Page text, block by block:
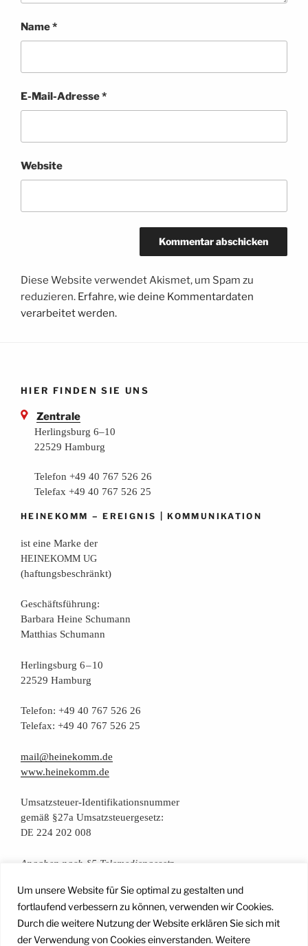
Um unsere Website für Sie optimal zu gestalten und
fortlaufend verbessern zu können, verwenden wir Cookies.
Durch die weitere Nutzung der Website erklären Sie sich mit
der Verwendung von Cookies einverstanden. Weitere
Name*
E-Mail-Adresse*
Website
Diese Website verwendet Akismet, um Spam zu
reduzieren. Erfahre, wie deine Kommentardaten
verarbeitet werden.
HIER FINDEN SIE UNS
Zentrale
Herlingsburg 6–10
22529 Hamburg
Telefon +49 40 767 526 26
Telefax +49 40 767 526 25
HEINEKOMM –EREIGNIS |KOMMUNIKATION
ist eine Mar­ke der
HEINEKOMM UG
(haf­tungs­be­schränkt)
Geschäfts­füh­rung:
Bar­ba­ra Hei­ne Schumann
Mat­thi­as Schumann
Her­lings­burg 6 – 10
22529 Hamburg
Tele­fon: +49 40 767 526 26
Tele­fax: +49 40 767 526 25
mail@heinekomm.de
www.heinekomm.de
Umsatz­steu­er-Iden­ti­fi­ka­ti­ons­num­mer
gemäß §27a Umsatzsteuergesetz:
DE 224 202 008
Anga­ben nach §5 Telemediengesetz
Daten­schutz­er­klä­rung